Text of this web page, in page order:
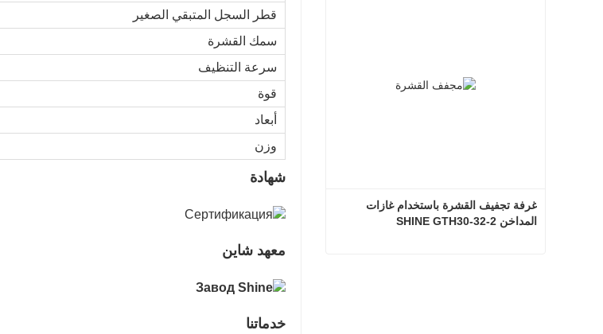
قطر السجل المتبقي الصغير
سمك القشرة
سرعة التنظيف
قوة
أبعاد
وزن
شهادة
معهد شاين
خدماتنا
المداخن SHINE GTH30-32-2